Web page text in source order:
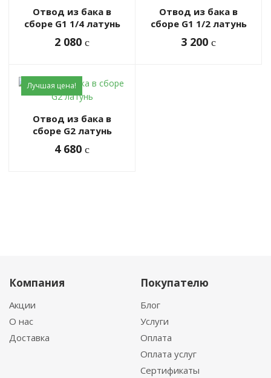
Отвод из бака в
сборе G1 1/4 латунь
2 080 c
Отвод из бака в
сборе G1 1/2 латунь
3 200 c
Лучшая цена!
Отвод из бака в
сборе G2 латунь
4 680 c
Компания
Акции
О нас
Доставка
Покупателю
Блог
Услуги
Оплата
Оплата услуг
Сертификаты